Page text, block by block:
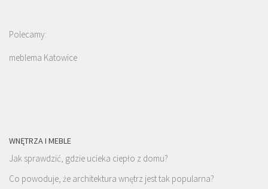
Polecamy:
meblema Katowice
WNĘTRZA I MEBLE
Jak sprawdzić, gdzie ucieka ciepło z domu?
Co powoduje, że architektura wnętrz jest tak popularna?